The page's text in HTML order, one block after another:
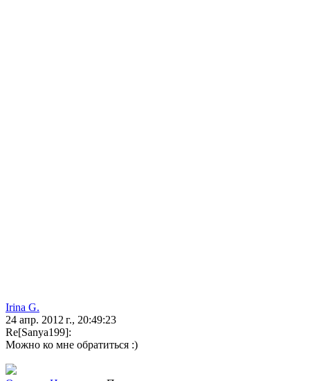
Irina G.
24 апр. 2012 г., 20:49:23
Re[Sanya199]:
Можно ко мне обратиться :)